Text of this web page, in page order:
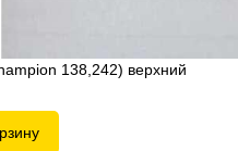
138,242) верхний